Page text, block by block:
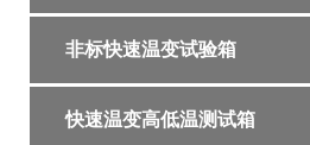
非标快速温变试验箱
快速温变高低温测试箱